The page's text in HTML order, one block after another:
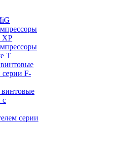
XP
T
серии F-
винтовые
с
серии